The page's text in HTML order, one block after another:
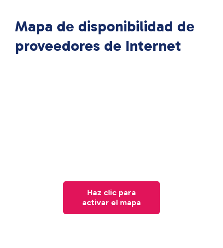
Mapa de disponibilidad de
proveedores de Internet
Haz clic para
activar el mapa